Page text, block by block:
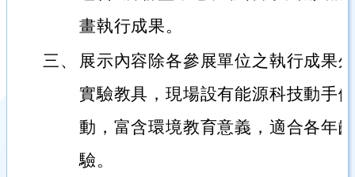
畫執行成果。
三、
展示內容除各參展單位之執行成果
實驗教具，現場設有能源科技動手
動，富含環境教育意義，適合各年
驗。